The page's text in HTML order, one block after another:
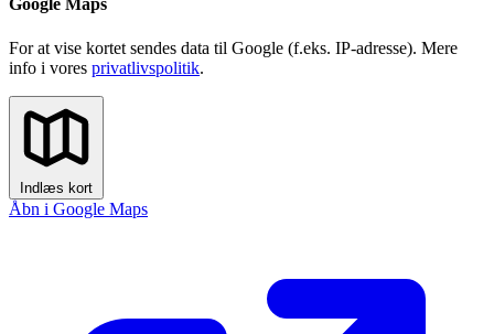
Google Maps
For at vise kortet sendes data til Google (f.eks. IP-adresse). Mere
info i vores privatlivspolitik.
Indlæs kort
Åbn i Google Maps